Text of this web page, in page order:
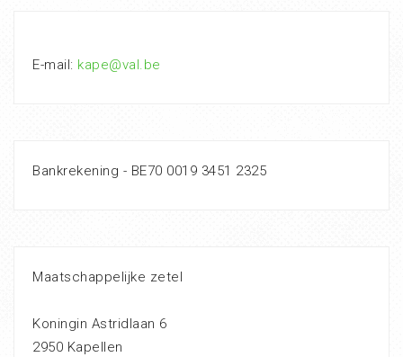
E-mail: kape@val.be
Bankrekening - BE70 0019 3451 2325
Maatschappelijke zetel
Koningin Astridlaan 6
2950 Kapellen